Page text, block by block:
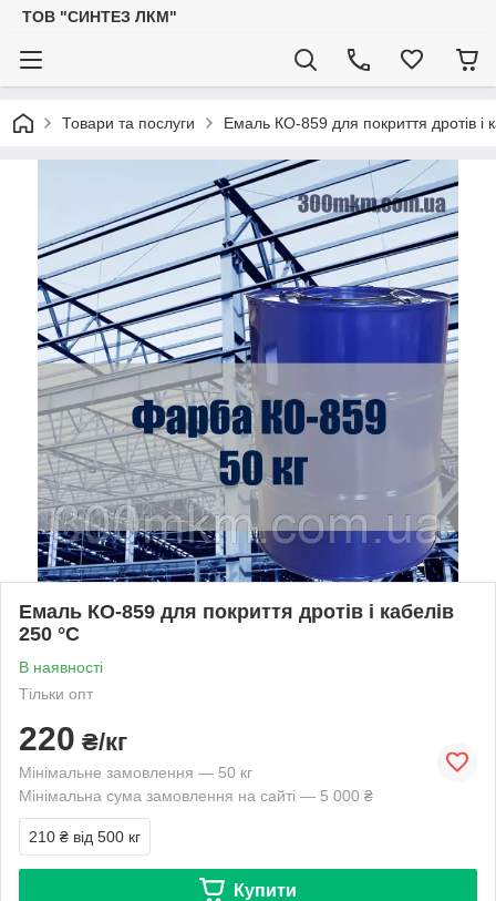
ТОВ "СИНТЕЗ ЛКМ"
Товари та послуги Емаль КО-859 для покриття дротів і
Емаль КО-859 для покриття дротів і кабелів
250 °C
В наявності
Тільки опт
220 ₴/кг
Мінімальне замовлення — 50 кг
Мінімальна сума замовлення на сайті — 5 000 ₴
210 ₴ від 500 кг
Купити